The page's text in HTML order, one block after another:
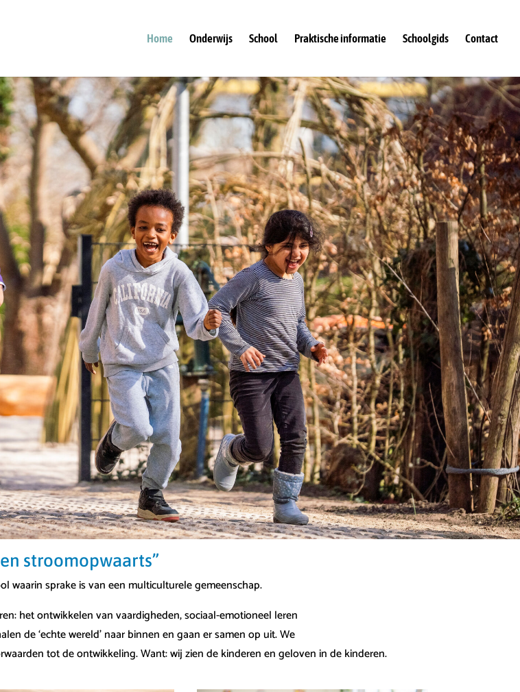
Home Onderwijs School Praktische informatie Schoolgids Contact
stroomopwaarts”
waarin sprake is van een multiculturele gemeenschap.
het ontwikkelen van vaardigheden, sociaal-emotioneel leren
de ‘echte wereld’ naar binnen en gaan er samen op uit. We
tot de ontwikkeling. Want: wij zien de kinderen en geloven in de kinderen.